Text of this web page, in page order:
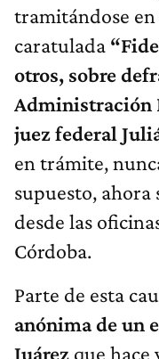
tramitándose en
caratulada
otros, sobre
Administración
juez federal
en trámite,
supuesto, ahora
desde las
Córdoba.
Parte de esta
anónima de un
Juárez que hace